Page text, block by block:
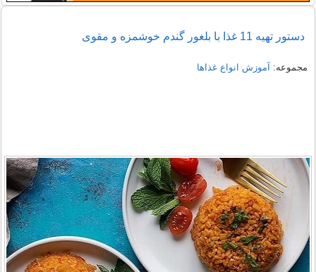
دستور تهیه 11 غذا با بلغور گندم خوشمزه و مقوی
مجموعه: آموزش انواع غذاها